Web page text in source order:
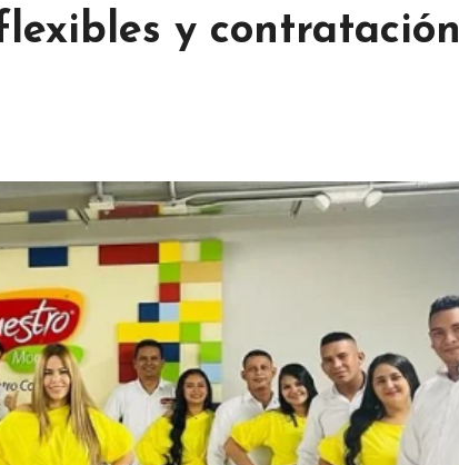
y contratación